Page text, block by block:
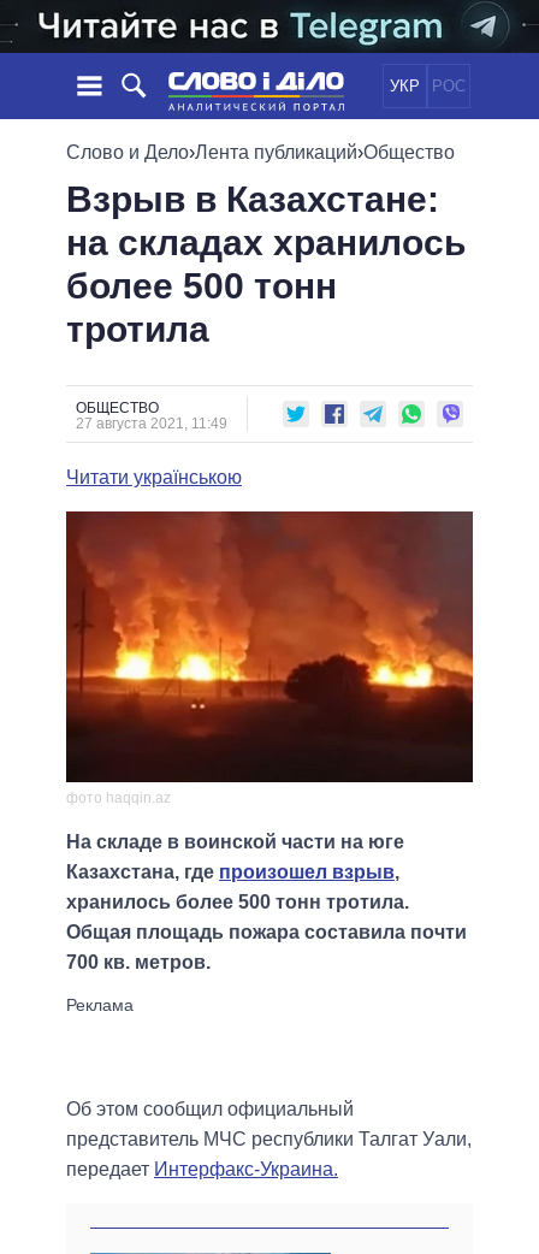
УКР РОС
НОВОСТИ
ЛЕНТА
СОБЫТИЯ
СТАТЬИ
ОБЗОРЫ
ДАЙДЖЕСТЫ
ПОЛИТИКА
ЭКОНОМИКА
ОБЩЕСТВО
ОБЕЩАНИЯ
ПОЛИТИКИ
ПРЕЗИДЕНТ И ОФИС
ВЕРХОВНАЯ РАДА
КАБИНЕТ МИНИСТРОВ
МЭРЫ
ПОДДЕРЖАТЬ
СРАВНЕНИЕ ПОЛИТИКОВ
Слово и Дело›Лента публикаций›Общество
Взрыв в Казахстане:
на складах хранилось
более 500 тонн
тротила
ОБЩЕСТВО
27 августа 2021, 11:49
Читати українською
фото haqqin.az
На складе в воинской части на юге
Казахстана, где произошел взрыв,
хранилось более 500 тонн тротила.
Общая площадь пожара составила почти
700 кв. метров.
Об этом сообщил официальный
представитель МЧС республики Талгат Уали,
передает Интерфакс-Украина.